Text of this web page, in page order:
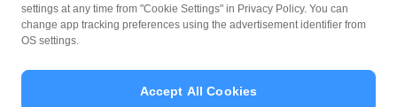
settings at any time from "Cookie Settings" in Privacy Policy. You can
change app tracking preferences using the advertisement identifier from
OS settings.
Accept All Cookies